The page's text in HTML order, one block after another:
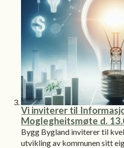
Vi inviterer til
Moglegheitsmøte d.
Bygg Bygland inviterer til
utvikling av kommunen sitt